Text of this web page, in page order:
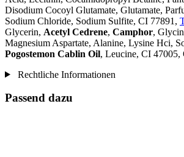
Disodium Cocoyl Glutamate, Glutamate,
Sodium Chloride, Sodium Sulfite, CI 77891,
Glycerin, Acetyl Cedrene, Camphor,
Magnesium Aspartate, Alanine, Lysine Hci,
Pogostemon Cablin Oil, Leucine, CI 47005,
Rechtliche Informationen
Passend dazu